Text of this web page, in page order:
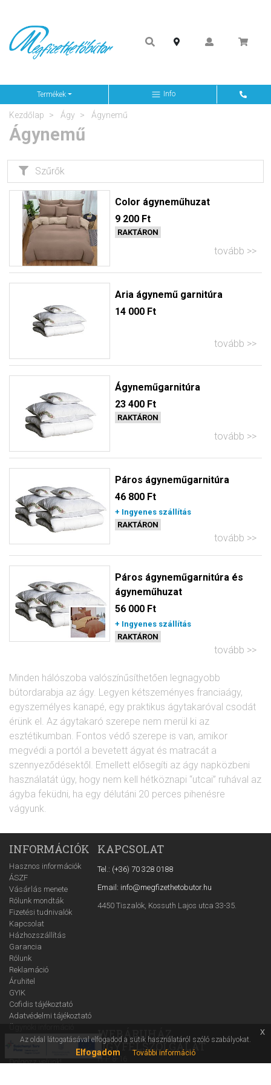
Termékek Info
Kezdőlap Ágy Ágynemű
Ágynemű
Szűrők
Color ágyneműhuzat
9 200 Ft
RAKTÁRON
tovább
Aria ágynemű garnitúra
14 000 Ft
tovább
Ágyneműgarnitúra
23 400 Ft
RAKTÁRON
tovább
Páros ágyneműgarnitúra
46 800 Ft
+ Ingyenes szállítás
RAKTÁRON
tovább
Páros ágyneműgarnitúra és
ágyneműhuzat
56 000 Ft
+ Ingyenes szállítás
RAKTÁRON
tovább
Minden hálószoba valószínűsíthetően legnagyobb
bútordarabja az ágy. Legyen kétszeményes franciaágy,
egyszemélyes kanapé, egy praktikus ágytakaróval csodát
érünk el. Az ágytakaró szerepe nem merül ki az
esztétikumban. Fontos védő szerepe is van, amikor
megvédi a portól a bevetett ágyat és matracát a
szennyeződésektől. Emellett elősegíti az ágy napközbeni
használatát úgy, hogy nem kell hétköznapi “utcai” ruhával az
ágyba feküdni, ha egy délutáni 20 perces pihenésre
vágyunk.
INFORMÁCIÓK
Hasznos információk
ÁSZF
Vásárlás menete
Rólunk mondták
Fizetési tudnivalók
Kapcsolat
Házhozszállítás
Garancia
Rólunk
Reklamáció
Áruhitel
GYIK
Cofidis tájékoztató
Adatvédelmi tájékoztató
Árajánlatkérő
Dolgozz velünk!
KAPCSOLAT
Tel.: (+36) 70 328 0188
Email: info@megfizethetobutor.hu
4450 Tiszalök, Kossuth Lajos utca 33-35.
WEBÁRUHÁZ
ÜGYFÉLSZOLGÁLAT
Az oldal látogatásával elfogadod a sütik használatáról szóló szabályokat.
Elfogadom További információ
x